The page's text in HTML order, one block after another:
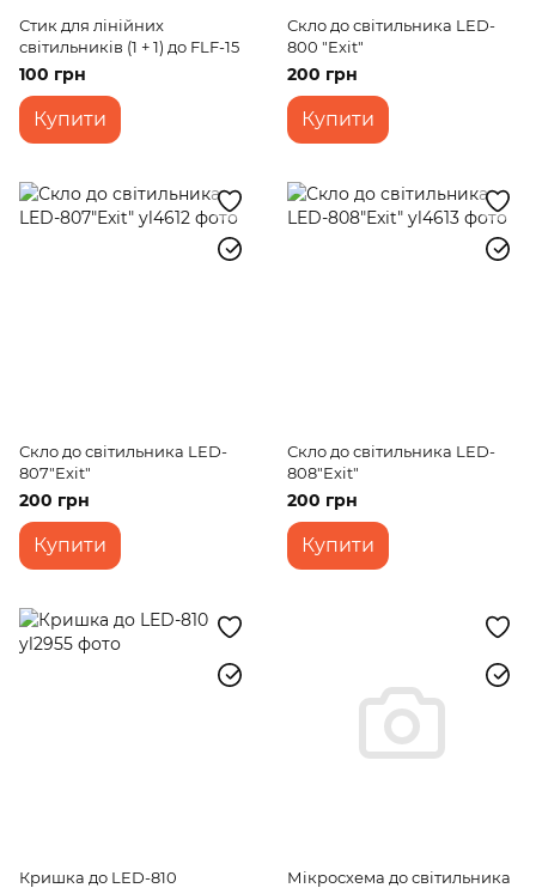
Стик для лінійних
світильників (1 + 1) до FLF-15
100 грн
Купити
Скло до світильника LED-
800 "Exit"
200 грн
Купити
Скло до світильника LED-
807"Exit"
200 грн
Купити
Скло до світильника LED-
808"Exit"
200 грн
Купити
Кришка до LED-810
Мікросхема до світильника